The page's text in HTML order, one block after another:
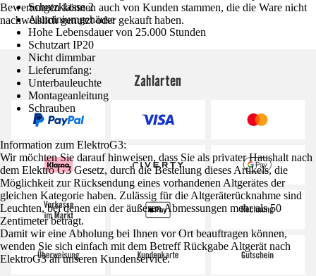
Schutzklasse 2
Aluminiumgehäuse
Hohe Lebensdauer von 25.000 Stunden
Schutzart IP20
Nicht dimmbar
Lieferumfang:
Unterbauleuchte
Montageanleitung
Schrauben
Information zum ElektroG3:
Wir möchten Sie darauf hinweisen, dass Sie als privater Haushalt nach
dem Elektro G3 Gesetz, durch die Bestellung dieses Artikels, die
Möglichkeit zur Rücksendung eines vorhandenen Altgerätes der
gleichen Kategorie haben. Zulässig für die Altgeräterücknahme sind
Leuchten, bei denen ein der äußeren Abmessungen mehr als 50
Zentimeter beträgt.
Damit wir eine Abholung bei Ihnen vor Ort beauftragen können,
wenden Sie sich einfach mit dem Betreff Rückgabe Altgerät nach
ElektroG3 an unseren Kundenservice.
Bewertungen können auch von Kunden stammen, die die Ware nicht
nachweislich genutzt oder gekauft haben.
Zahlarten